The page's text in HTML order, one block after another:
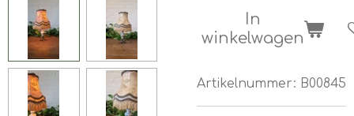
In
winkelwagen
Artikelnummer: B00845